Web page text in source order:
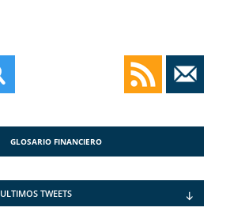
GLOSARIO FINANCIERO
ULTIMOS TWEETS